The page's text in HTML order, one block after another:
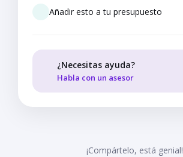
Añadir esto a tu presupuesto
¿Necesitas ayuda?
Habla con un asesor
¡Compártelo, está genial!